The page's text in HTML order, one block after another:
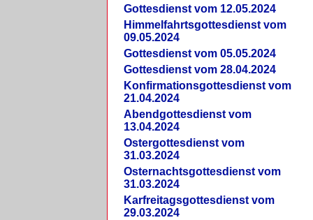
Gottesdienst vom 12.05.2024
Himmelfahrtsgottesdienst vom
09.05.2024
Gottesdienst vom 05.05.2024
Gottesdienst vom 28.04.2024
Konfirmationsgottesdienst vom
21.04.2024
Abendgottesdienst vom
13.04.2024
Ostergottesdienst vom
31.03.2024
Osternachtsgottesdienst vom
31.03.2024
Karfreitagsgottesdienst vom
29.03.2024